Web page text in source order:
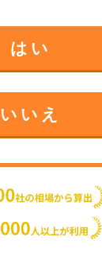
はい
いいえ